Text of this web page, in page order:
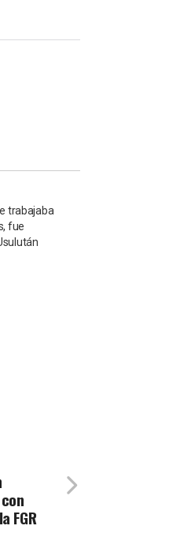
trabajaba
fue
FGR